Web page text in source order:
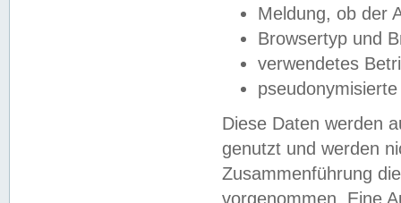
Meldung, ob der
Browsertyp und
verwendetes
Diese Daten werden
genutzt und werden
Zusammenführung
vorgenommen. Eine